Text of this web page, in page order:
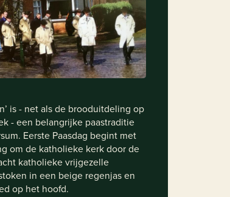
is - net als de brooduitdeling op
- een belangrijke paastraditie
Eerste Paasdag begint met
om de katholieke kerk door de
katholieke vrijgezelle
in een beige regenjas en
op het hoofd.